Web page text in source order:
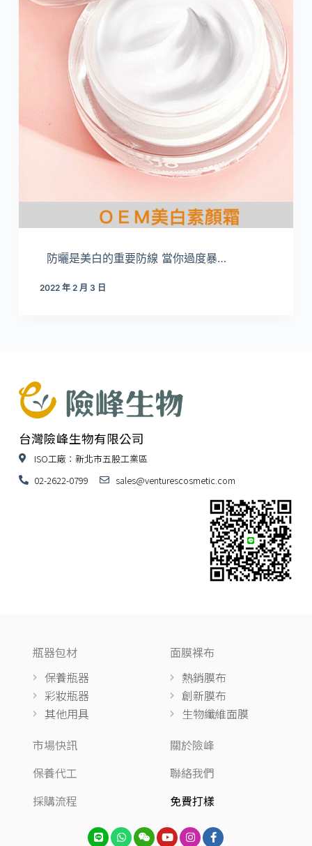
防曬是美白的重要防線 當你過度暴…
2022 年 2 月 3 日
台灣險峰生物有限公司
ISO工廠：新北市五股工業區
02-2622-0799
sales@venturescosmetic.com
瓶器包材
保養瓶器
彩妝瓶器
其他用具
面膜裸布
熱銷膜布
創新膜布
生物纖維面膜
市場快訊
保養代工
採購流程
關於險峰
聯絡我們
免費打樣